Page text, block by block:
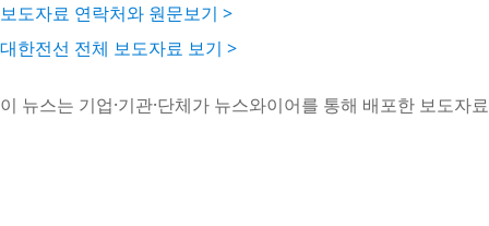
보도자료 연락처와 원문보기 >
대한전선 전체 보도자료 보기 >
이 뉴스는 기업·기관·단체가 뉴스와이어를 통해 배포한 보도자